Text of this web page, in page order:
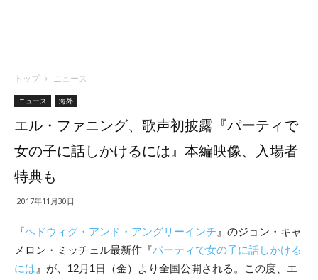
トップ ニュース
ニュース 海外
エル・ファニング、歌声初披露『パーティで
女の子に話しかけるには』本編映像、入場者
特典も
2017年11月30日
『ヘドウィグ・アンド・アングリーインチ 』のジョン・キャ
メロン・ミッチェル最新作『パーティで女の子に話しかける
には 』 が、 12月1日（金）より全国公開される。この度、 エ